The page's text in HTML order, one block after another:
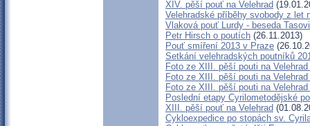
XIV. pěší pouť na Velehrad
Velehradské příběhy svobody z let
Vlaková pouť Lurdy - beseda
Petr Hirsch o poutích (26.11.2013)
Pouť smíření 2013 v Praze
Setkání velehradských poutníků
Foto ze XIII. pěší pouti na
Foto ze XIII. pěší pouti na
Foto ze XIII. pěší pouti na
Poslední etapy Cyrilometodějské
XIII. pěší pouť na Velehrad
Cykloexpedice po stopách sv.